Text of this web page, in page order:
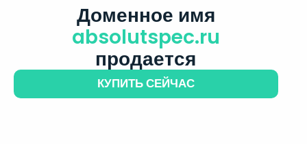
Доменное имя
absolutspec.ru
продается
КУПИТЬ СЕЙЧАС